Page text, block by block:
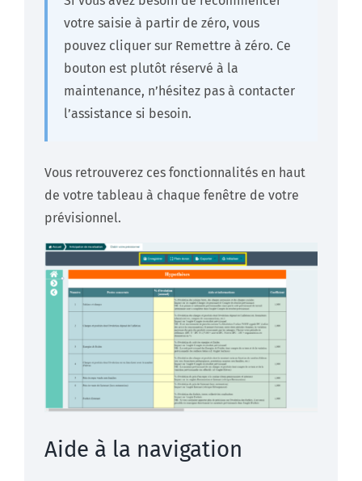
votre saisie à partir de zéro, vous
pouvez cliquer sur Remettre à zéro. Ce
bouton est plutôt réservé à la
maintenance, n’hésitez pas à contacter
l’assistance si besoin.
Vous retrouverez ces fonctionnalités en haut
de votre tableau à chaque fenêtre de votre
prévisionnel.
Aide à la navigation